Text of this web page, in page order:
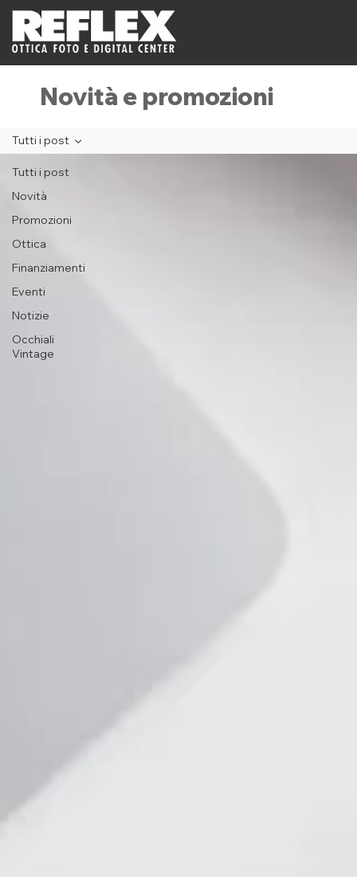
Tutti i post
Novità
Promozioni
Ottica
Finanziamenti
Eventi
Notizie
Occhiali
Vintage
Tutti i post
Novità e promozioni